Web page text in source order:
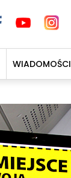
WIADOMOŚCI